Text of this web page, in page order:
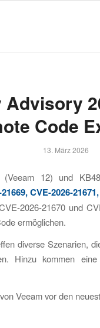
Code
13. März 2026
12) und
CVE-2026-
2026-21670 und
ermöglichen.
diverse Szenarien,
Hinzu kommen
Veeam vor den